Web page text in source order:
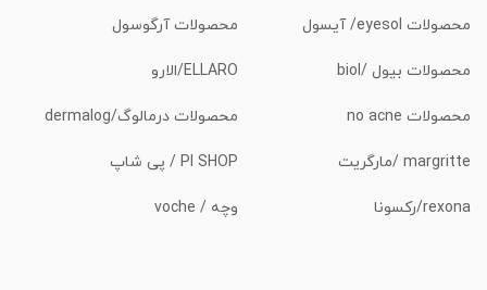
محصولات eyesol/ آیسول محصولات آرگوسول
محصولات بیول /biol ELLARO/الارو
محصولات no acne محصولات درمالوگ/dermalog
margritte /مارگریت PI SHOP / پی شاپ
rexona/رکسونا وچه / voche